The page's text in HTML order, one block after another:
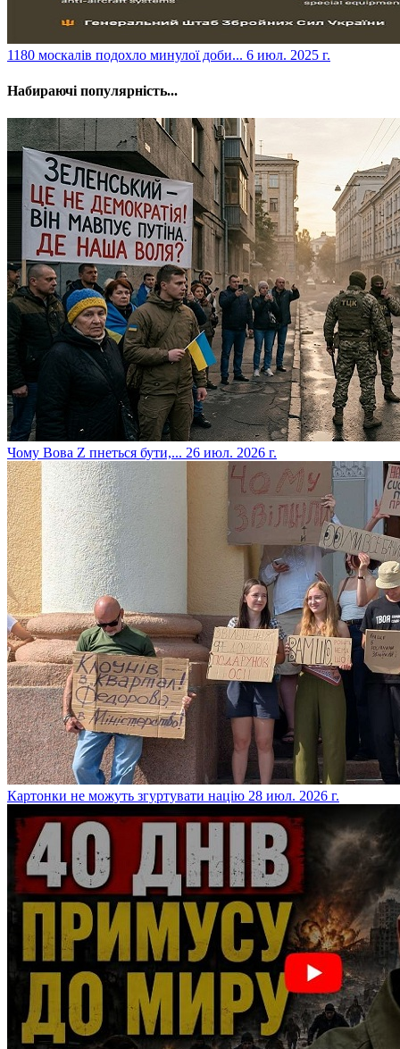
​1180 москалів подохло минулої доби... 6 июл. 2025 г.
Набираючі популярність...
​Чому Вова Z пнеться бути,... 26 июл. 2026 г.
​Картонки не можуть згуртувати націю 28 июл. 2026 г.